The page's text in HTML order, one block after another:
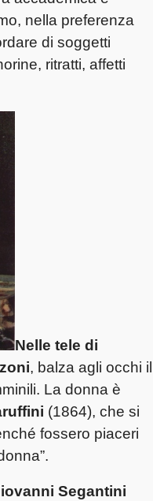
nella preferenza
di soggetti
ritratti, affetti
Nelle tele di
, balza agli occhi il
La donna è
(1864), che si
fossero piaceri
Segantini